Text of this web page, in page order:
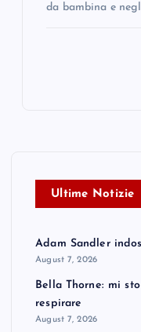
da bambina e
Ultime Notizie
Adam Sandler
August 7, 2026
Bella Thorne: mi
respirare
August 7, 2026